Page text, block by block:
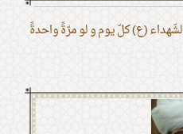
(ع) كلّ يوم و لو مرّةً واحدةً